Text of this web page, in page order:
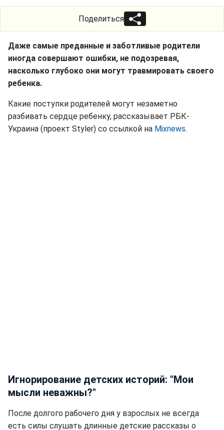
Поделиться
Даже самые преданные и заботливые родители
иногда совершают ошибки, не подозревая,
насколько глубоко они могут травмировать своего
ребенка.
Какие поступки родителей могут незаметно
разбивать сердце ребенку, рассказывает РБК-
Украина (проект Styler) со ссылкой на Mixnews.
Игнорирование детских историй: "Мои
мысли неважны?"
После долгого рабочего дня у взрослых не всегда
есть силы слушать длинные детские рассказы о